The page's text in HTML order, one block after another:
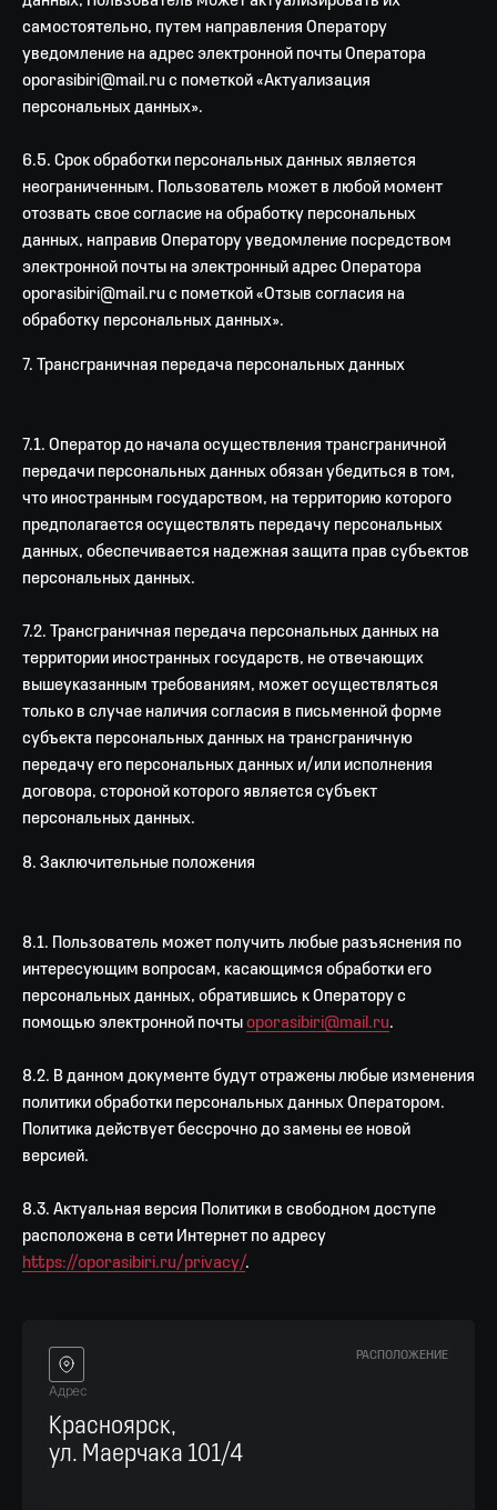
самостоятельно, путем направления Оператору
уведомление на адрес электронной почты Оператора
oporasibiri@mail.ru с пометкой «Актуализация
персональных данных».
6.5. Срок обработки персональных данных является
неограниченным. Пользователь может в любой момент
отозвать свое согласие на обработку персональных
данных, направив Оператору уведомление посредством
электронной почты на электронный адрес Оператора
oporasibiri@mail.ru с пометкой «Отзыв согласия на
обработку персональных данных».
7. Трансграничная передача персональных данных
7.1. Оператор до начала осуществления трансграничной
передачи персональных данных обязан убедиться в том,
что иностранным государством, на территорию которого
предполагается осуществлять передачу персональных
данных, обеспечивается надежная защита прав субъектов
персональных данных.
7.2. Трансграничная передача персональных данных на
территории иностранных государств, не отвечающих
вышеуказанным требованиям, может осуществляться
только в случае наличия согласия в письменной форме
субъекта персональных данных на трансграничную
передачу его персональных данных и/или исполнения
договора, стороной которого является субъект
персональных данных.
8. Заключительные положения
8.1. Пользователь может получить любые разъяснения по
интересующим вопросам, касающимся обработки его
персональных данных, обратившись к Оператору с
помощью электронной почтыoporasibiri@mail.ru.
8.2. В данном документе будут отражены любые изменения
политики обработки персональных данных Оператором.
Политика действует бессрочно до замены ее новой
версией.
8.3. Актуальная версия Политики в свободном доступе
расположена в сети Интернет по адресу
https://oporasibiri.ru/privacy/.
РАСПОЛОЖЕНИЕ
Адрес
Красноярск,
ул. Маерчака 101/4